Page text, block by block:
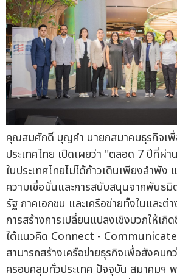
คุณสมศักดิ์ บุญคำ นายกสมาคมธุรกิจเ
ประเทศไทย เปิดเผยว่า "ตลอด 7 ปีที่ผ่
ในประเทศไทยไม่ได้ก้าวเดินเพียงลำพัง
ความเชื่อมั่นและการสนับสนุนจากพันธ
รัฐ ภาคเอกชน และเครือข่ายทั้งในและต่
การสร้างการเปลี่ยนแปลงเชิงบวกให้เกิ
ใต้แนวคิด Connect -
สามารถสร้างเครือข่ายธุรกิจเพื่อสังคม
ครอบคลุมทั่วประเทศ ปัจจุบัน สมาคมฯ